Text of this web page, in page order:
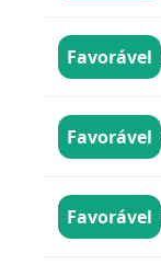
Favorável
Favorável
Favorável